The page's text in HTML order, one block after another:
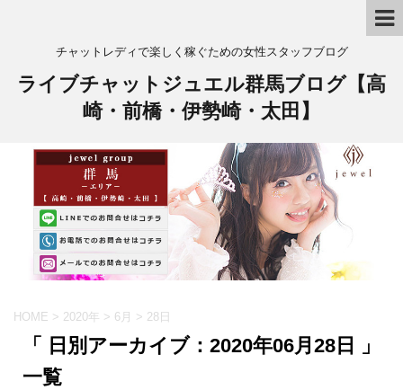
チャットレディで楽しく稼ぐための女性スタッフブログ
ライブチャットジュエル群馬ブログ【高
崎・前橋・伊勢崎・太田】
HOME > 2020年 > 6月 > 28日
「 日別アーカイブ：2020年06月28日 」
一覧